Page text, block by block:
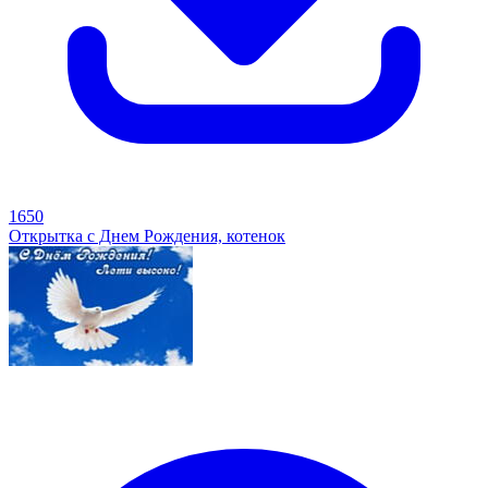
1650
Открытка с Днем Рождения, котенок